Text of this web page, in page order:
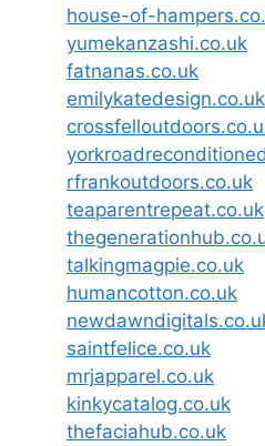
house-of-
yumekanzashi.co.uk
fatnanas.co.uk
emilykatedesign.co.uk
rfrankoutdoors.co.uk
teaparentrepeat.co.uk
talkingmagpie.co.uk
humancotton.co.uk
saintfelice.co.uk
mrjapparel.co.uk
kinkycatalog.co.uk
thefaciahub.co.uk